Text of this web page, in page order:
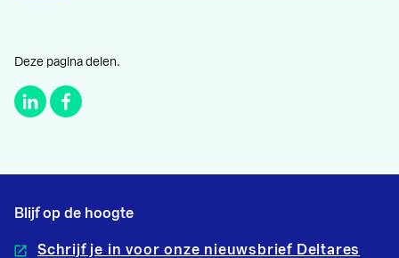
Deze pagina delen.
Blijf op de hoogte
Schrijf je in voor onze nieuwsbrief Deltares